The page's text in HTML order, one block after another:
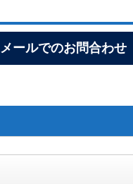
メールでのお問合わせ